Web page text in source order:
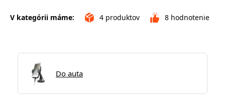
V kategórii máme: 4 produktov 8 hodnotenie
Do auta